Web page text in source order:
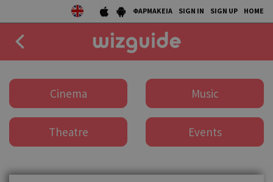
ΦΑΡΜΑΚΕΙΑ SIGN IN SIGN UP HOME
DRINK
Cinema Music
Theatre Events